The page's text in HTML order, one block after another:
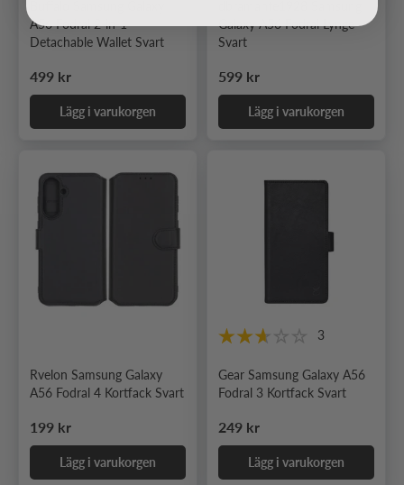
A56 Fodral 2-in-1
Detachable Wallet Svart
Ordinarie pris
499 kr
Lägg i varukorgen
Galaxy A56 Fodral Lynge
Svart
Ordinarie pris
599 kr
Lägg i varukorgen
Rvelon Samsung Galaxy
A56 Fodral 4 Kortfack Svart
Ordinarie pris
199 kr
Lägg i varukorgen
3
Gear Samsung Galaxy A56
Fodral 3 Kortfack Svart
Ordinarie pris
249 kr
Lägg i varukorgen